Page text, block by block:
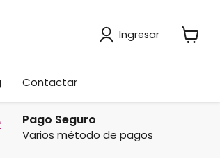
Ingresar
Contactar
Pago Seguro
Varios método de pagos